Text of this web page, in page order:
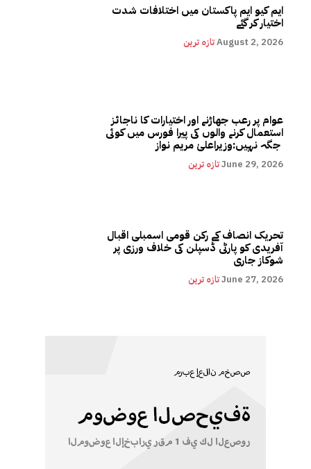
ایم کیو ایم پاکستان میں اختلافات شدت
اختیار کر گئے
تازہ ترینAugust 2, 2026
عوام پر رعب جھاڑنے اور اختیارات کا ناجائز
استعمال کرنے والوں کی پیرا فورس میں کوئی
تازہ ترینJune 29, 2026
تحریک انصاف کے رکن قومی اسمبلی اقبال
آفریدی کو پارٹی ڈسپلن کی خلاف ورزی پر
شوکاز جاری
تازہ ترینJune 27, 2026